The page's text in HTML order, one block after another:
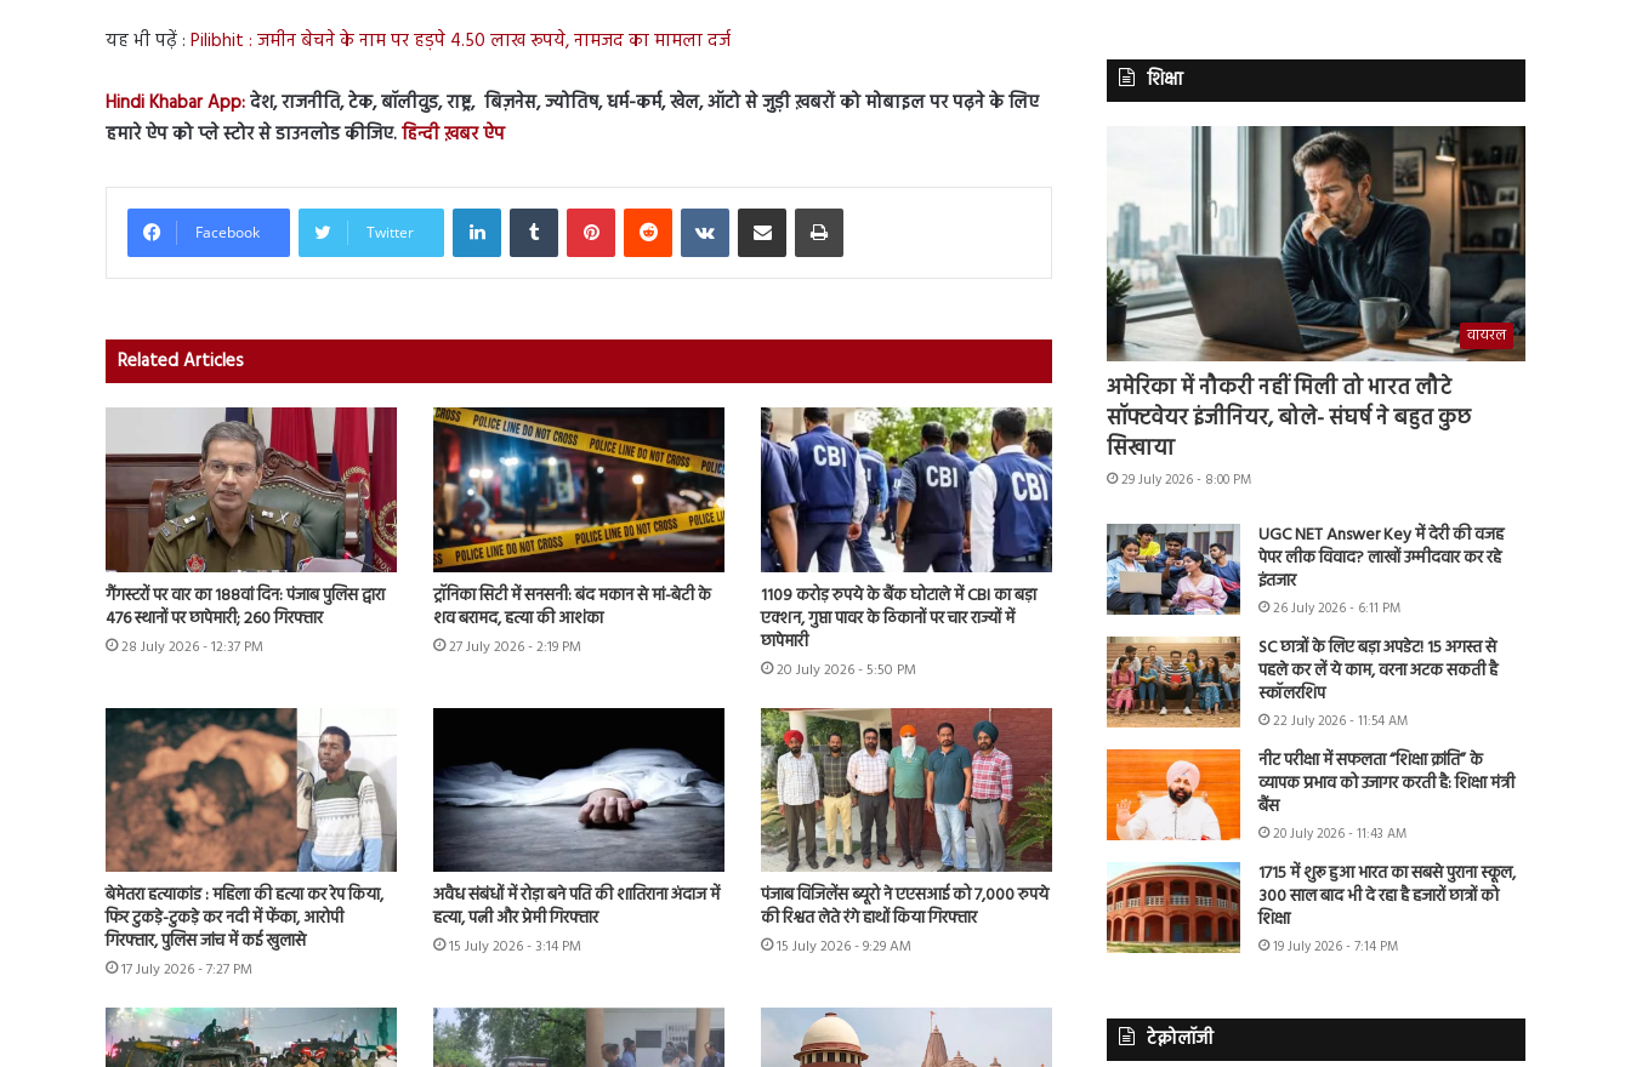
यह भी पढ़ें : Pilibhit : जमीन बेचने के नाम पर हड़पे 4.50 लाख रूपये, नामजद का मामला दर्ज
Hindi Khabar App:देश, राजनीति, टेक, बॉलीवुड, राष्ट्र, बिज़नेस, ज्योतिष, धर्म-कर्म, खेल, ऑटो से जुड़ी ख़बरों को मोबाइल पर पढ़ने के लिए
हमारे ऐप को प्ले स्टोर से डाउनलोड कीजिए.हिन्दी ख़बर ऐप
Facebook Twitter
LinkedInTumblr PinterestReddit VKontakteShare via Email Print
Related Articles
गैंगस्टरों पर वार का 188वां दिन: पंजाब पुलिस द्वारा
476 स्थानों पर छापेमारी; 260 गिरफ्तार
28 July 2026 - 12:37 PM
ट्रॉनिका सिटी में सनसनी: बंद मकान से मां-बेटी के
शव बरामद, हत्या की आशंका
27 July 2026 - 2:19 PM
1109 करोड़ रुपये के बैंक घोटाले में CBI का बड़ा
एक्शन, गुप्ता पावर के ठिकानों पर चार राज्यों में
छापेमारी
20 July 2026 - 5:50 PM
बेमेतरा हत्याकांड : महिला की हत्या कर रेप किया,
फिर टुकड़े-टुकड़े कर नदी में फेंका, आरोपी
गिरफ्तार, पुलिस जांच में कई खुलासे
17 July 2026 - 7:27 PM
अवैध संबंधों में रोड़ा बने पति की शातिराना अंदाज में
हत्या, पत्नी और प्रेमी गिरफ्तार
15 July 2026 - 3:14 PM
पंजाब विजिलेंस ब्यूरो ने एएसआई को 7,000 रुपये
की रिश्वत लेते रंगे हाथों किया गिरफ्तार
15 July 2026 - 9:29 AM
शिक्षा
वायरल
अमेरिका में नौकरी नहीं मिली तो भारत लौटे
सॉफ्टवेयर इंजीनियर, बोले- संघर्ष ने बहुत कुछ
सिखाया
29 July 2026 - 8:00 PM
UGC NET Answer Key में देरी की वजह
पेपर लीक विवाद? लाखों उम्मीदवार कर रहे
इंतजार
26 July 2026 - 6:11 PM
SC छात्रों के लिए बड़ा अपडेट! 15 अगस्त से
पहले कर लें ये काम, वरना अटक सकती है
स्कॉलरशिप
22 July 2026 - 11:54 AM
नीट परीक्षा में सफलता “शिक्षा क्रांति” के
व्यापक प्रभाव को उजागर करती है: शिक्षा मंत्री
बैंस
20 July 2026 - 11:43 AM
1715 में शुरू हुआ भारत का सबसे पुराना स्कूल,
300 साल बाद भी दे रहा है हजारों छात्रों को
शिक्षा
19 July 2026 - 7:14 PM
टेक्नोलॉजी